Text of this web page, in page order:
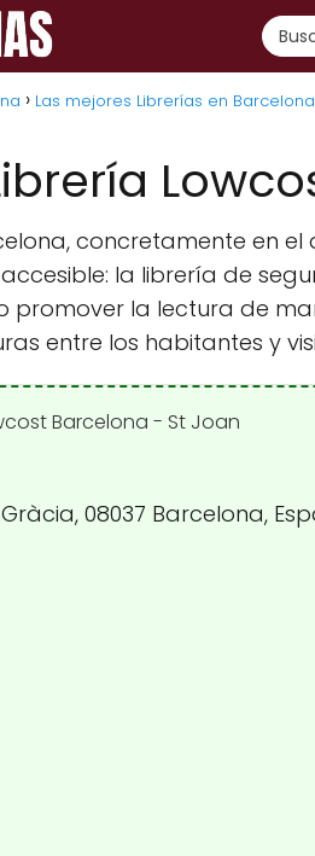
Las mejores Librerías en
concretamente en
la librería de
la lectura de
entre los habitantes y
Gràcia, 08037 Barcelona,